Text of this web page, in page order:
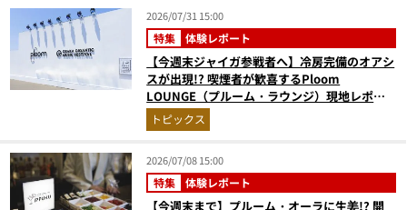
2026/07/31 15:00
特集 体験レポート
【今週末ジャイガ参戦者へ】冷房完備のオアシ
スが出現!? 喫煙者が歓喜するPloom
LOUNGE（プルーム・ラウンジ）現地レポ。
涼しい特設喫煙所で音楽の余韻とともに一服
を！
トピックス
2026/07/08 15:00
特集 体験レポート
【今週末まで】プルーム・オーラに生姜!? 開